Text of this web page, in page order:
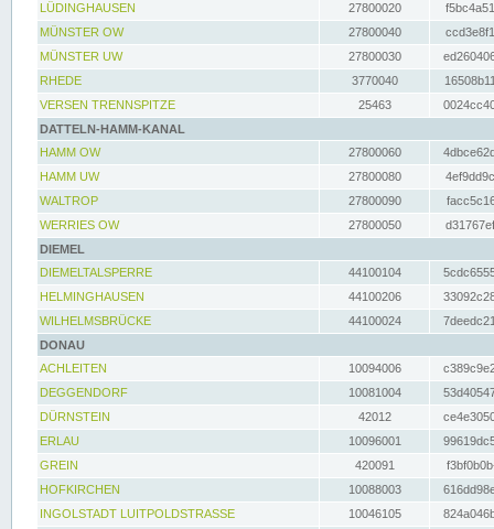
LÜDINGHAUSEN
27800020
MÜNSTER OW
27800040
MÜNSTER UW
27800030
RHEDE
3770040
VERSEN TRENNSPITZE
25463
DATTELN-HAMM-KANAL
HAMM OW
27800060
HAMM UW
27800080
WALTROP
27800090
WERRIES OW
27800050
DIEMEL
DIEMELTALSPERRE
44100104
HELMINGHAUSEN
44100206
WILHELMSBRÜCKE
44100024
DONAU
ACHLEITEN
10094006
DEGGENDORF
10081004
DÜRNSTEIN
42012
ERLAU
10096001
GREIN
420091
HOFKIRCHEN
10088003
INGOLSTADT LUITPOLDSTRASSE
10046105